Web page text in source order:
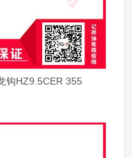
钩HZ9.5CER 355